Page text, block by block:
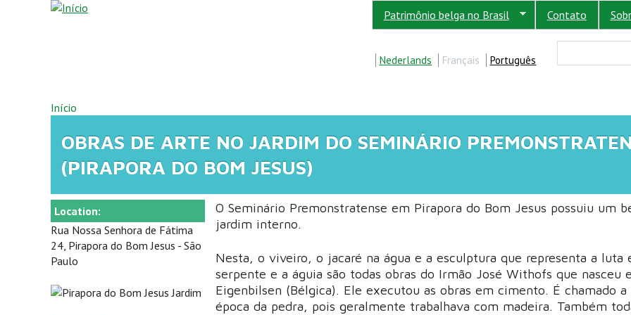
Pular para o conteúdo principal Patrimônio belga no Brasil Contato
Nederlands Français Português
VOCÊ ESTÁ AQUI
Início
OBRAS DE ARTE NO JARDIM DO SEMINÁRIO
(PIRAPORA DO BOM JESUS)
Location:
Rua Nossa Senhora de Fátima
24, Pirapora do Bom Jesus - São
Paulo
O Seminário Premonstratense em Pirapora do Bom Jesus possuiu um
jardim interno.
Nesta, o viveiro, o jacaré na água e a esculptura que representa a luta
serpente e a águia são todas obras do Irmão José Withofs que nasceu
Eigenbilsen (Bélgica). Ele executou as obras em cimento. É chamado a
época da pedra, pois geralmente trabalhava com madeira. Também